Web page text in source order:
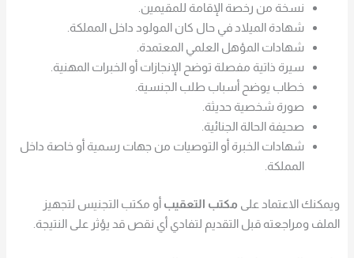
نسخة من رخصة الإقامة للمقيمين.
شهادة الميلاد في حال كان المولود داخل المملكة.
شهادات المؤهل العلمي المعتمدة.
سيرة ذاتية مفصلة توضح الإنجازات أو الخبرات المهنية.
خطاب يوضح أسباب طلب الجنسية.
صورة شخصية حديثة.
صحيفة الحالة الجنائية.
شهادات الخبرة أو التوصيات من جهات رسمية أو خاصة داخل
المملكة.
ويمكنك الاعتماد على مكتب التعقيب أو مكتب التجنيس لتجهيز
الملف ومراجعته قبل التقديم لتفادي أي نقص قد يؤثر على النتيجة.